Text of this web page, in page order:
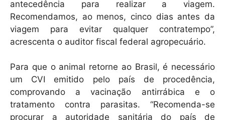
antecedência para realizar a viagem.
Recomendamos, ao menos, cinco dias antes da
viagem para evitar qualquer contratempo”,
acrescenta o auditor fiscal federal agropecuário.
Para que o animal retorne ao Brasil, é necessário
um CVI emitido pelo país de procedência,
comprovando a vacinação antirrábica e o
tratamento contra parasitas. “Recomenda-se
procurar a autoridade sanitária do país de